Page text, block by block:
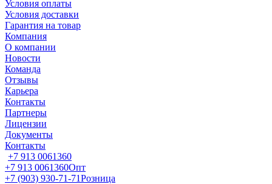
Условия оплаты
Условия доставки
Гарантия на товар
Компания
О компании
Новости
Команда
Отзывы
Карьера
Контакты
Партнеры
Лицензии
Документы
Контакты
+7 913 0061360
+7 913 0061360Опт
+7 (903) 930-71-71Розница